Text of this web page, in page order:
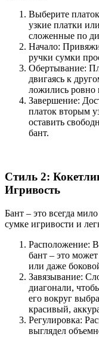
Выберите
узкие платки
сложенные по
Начало:
ручки сумки
Обертывание:
двигаясь к
ложились ровно
Завершение:
платок вторым
оставить
бант.
Стиль 2:
Игривость
Бант – это всегда
сумке игривости и
Расположение:
бант – это
или даже
Завязывание:
диагонали,
его вокруг
красивый,
Регулировка:
выглядел